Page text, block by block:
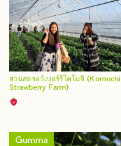
สวนสตรอว์เบอร์รี่โคโมจิ (Komochi
Strawberry Farm)
Gumma